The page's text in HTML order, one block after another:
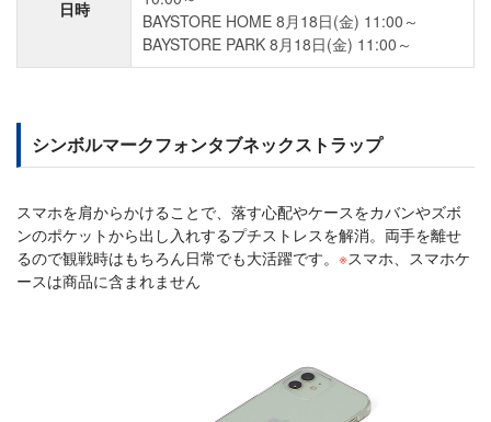
日時
BAYSTORE HOME 8月18日(金) 11:00～
BAYSTORE PARK 8月18日(金) 11:00～
シンボルマークフォンタブネックストラップ
スマホを肩からかけることで、落す心配やケースをカバンやズボ
ンのポケットから出し入れするプチストレスを解消。両手を離せ
るので観戦時はもちろん日常でも大活躍です。 ※スマホ、スマホケ
ースは商品に含まれません